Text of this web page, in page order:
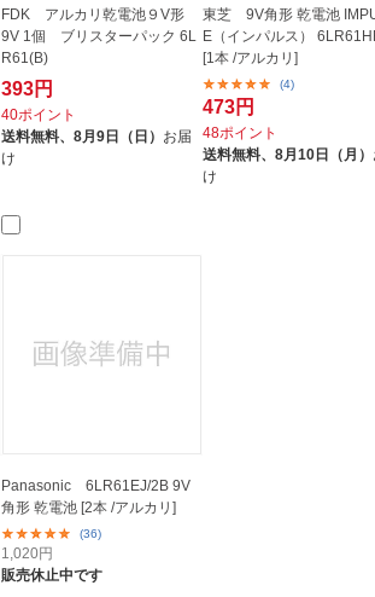
FDK アルカリ乾電池９V形
9V 1個 ブリスターパック 6L
R61(B)
393円
40ポイント
送料無料、8月9日（日） お届
け
東芝 9V角形 乾電池
E（インパルス）
[1本 /アルカリ]
(4)
473円
48ポイント
送料無料、 8月10日（月）
け
Panasonic 6LR61EJ/2B 9V
角形 乾電池 [2本 /アルカリ]
(36)
1,020円
販売休止中です